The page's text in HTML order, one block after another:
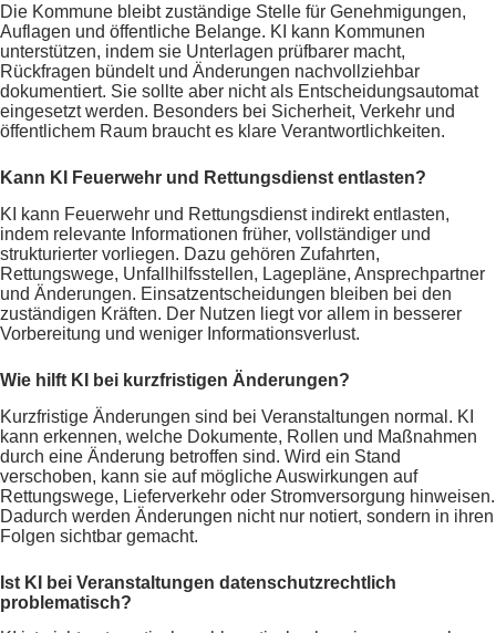
Die Kommune bleibt zuständige Stelle für Genehmigungen,
Auflagen und öffentliche Belange. KI kann Kommunen
unterstützen, indem sie Unterlagen prüfbarer macht,
Rückfragen bündelt und Änderungen nachvollziehbar
dokumentiert. Sie sollte aber nicht als Entscheidungsautomat
eingesetzt werden. Besonders bei Sicherheit, Verkehr und
öffentlichem Raum braucht es klare Verantwortlichkeiten.
Kann KI Feuerwehr und Rettungsdienst entlasten?
KI kann Feuerwehr und Rettungsdienst indirekt entlasten,
indem relevante Informationen früher, vollständiger und
strukturierter vorliegen. Dazu gehören Zufahrten,
Rettungswege, Unfallhilfsstellen, Lagepläne, Ansprechpartner
und Änderungen. Einsatzentscheidungen bleiben bei den
zuständigen Kräften. Der Nutzen liegt vor allem in besserer
Vorbereitung und weniger Informationsverlust.
Wie hilft KI bei kurzfristigen Änderungen?
Kurzfristige Änderungen sind bei Veranstaltungen normal. KI
kann erkennen, welche Dokumente, Rollen und Maßnahmen
durch eine Änderung betroffen sind. Wird ein Stand
verschoben, kann sie auf mögliche Auswirkungen auf
Rettungswege, Lieferverkehr oder Stromversorgung hinweisen.
Dadurch werden Änderungen nicht nur notiert, sondern in ihren
Folgen sichtbar gemacht.
Ist KI bei Veranstaltungen datenschutzrechtlich
problematisch?